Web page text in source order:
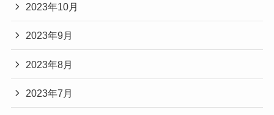
2023年10月
2023年9月
2023年8月
2023年7月